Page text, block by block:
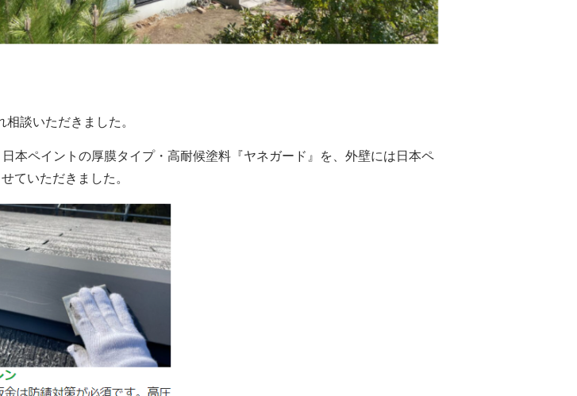
談いただきました。
本ペイントの厚膜タイプ・高耐候塗料『ヤネガード』を、外壁には日本ペ
ていただきました 。